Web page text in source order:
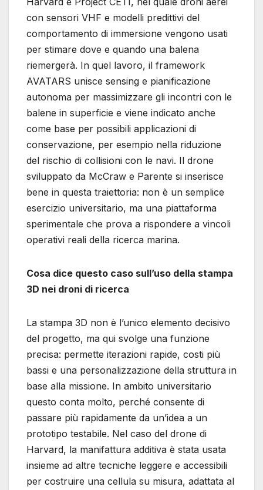
con sensori VHF e modelli predittivi del
comportamento di immersione vengono usati
per stimare dove e quando una balena
riemergerà. In quel lavoro, il framework
AVATARS unisce sensing e pianificazione
autonoma per massimizzare gli incontri con le
balene in superficie e viene indicato anche
come base per possibili applicazioni di
conservazione, per esempio nella riduzione
del rischio di collisioni con le navi. Il drone
sviluppato da McCraw e Parente si inserisce
bene in questa traiettoria: non è un semplice
esercizio universitario, ma una piattaforma
sperimentale che prova a rispondere a vincoli
operativi reali della ricerca marina.
Cosa dice questo caso sull’uso della stampa
3D nei droni di ricerca
La stampa 3D non è l’unico elemento decisivo
del progetto, ma qui svolge una funzione
precisa: permette iterazioni rapide, costi più
bassi e una personalizzazione della struttura in
base alla missione. In ambito universitario
questo conta molto, perché consente di
passare più rapidamente da un’idea a un
prototipo testabile. Nel caso del drone di
Harvard, la manifattura additiva è stata usata
insieme ad altre tecniche leggere e accessibili
per costruire una cellula su misura, adattata al